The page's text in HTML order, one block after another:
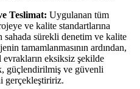
Teslimat: Uygulanan tüm
ve kalite standartlarına
sürekli denetim ve kalite
tamamlanmasının ardından,
eksiksiz şekilde
güçlendirilmiş ve güvenli
gerçekleştiririz.